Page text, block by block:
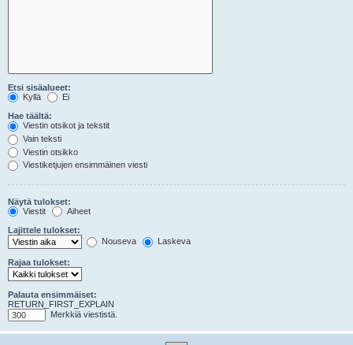
Etsi sisäalueet:
Kyllä
Ei
Hae täältä:
Viestin otsikot ja tekstit
Vain teksti
Viestin otsikko
Viestiketjujen ensimmäinen viesti
Näytä tulokset:
Viestit
Aiheet
Lajittele tulokset:
Nouseva
Laskeva
Rajaa tulokset:
Palauta ensimmäiset:
RETURN_FIRST_EXPLAIN
Merkkiä viestistä.